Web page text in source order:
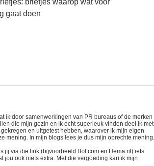
briefjes waarop wat voor
gaat doen
ik door samenwerkingen van PR bureaus of de merken
die mijn gezin en ik echt superleuk vinden deel ik met
en uitgetest hebben, waarover ik mijn eigen
mening. In mijn blogs lees je dus mijn oprechte mening.
jij via die link (bijvoorbeeld Bol.com en Hema.nl) iets
jou ook niets extra. Met die vergoeding kan ik mijn